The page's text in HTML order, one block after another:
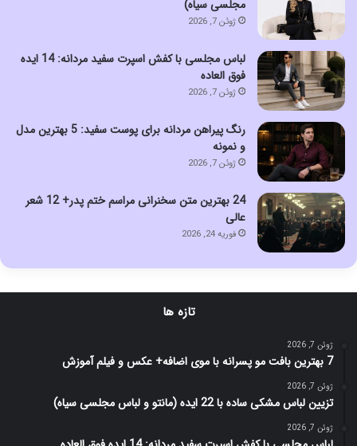
مجلسی سیاه)
ژوئن 7, 2026
لباس مجلسی با کفش اسپرت سفید مردانه: 14 ایده
فوق العاده
ژوئن 7, 2026
رنگ پیراهن مردانه برای پوست سفید: 5 بهترین مدل
و نمونه
ژوئن 7, 2026
24 بهترین متن سخنرانی مراسم ختم پدر+ 12 شعر
عالی
فوریه 24, 2026
تازه ها
ژوئن 7, 2026
7 بهترین بافت مو پسرانه با موی اضافه+ عکس و فیلم آموزش
ژوئن 7, 2026
تزیین لباس مشکی ساده با 22 ایده (مانتو و لباس مجلسی سیاه)
ژوئن 7, 2026